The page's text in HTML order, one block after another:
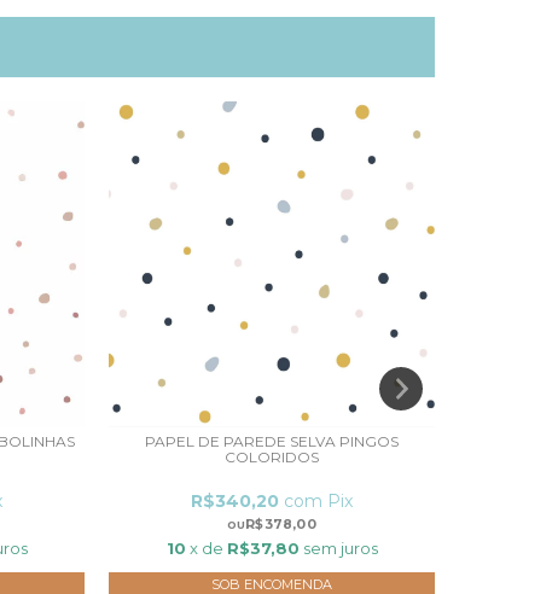
PAPEL DE PAREDE SELVA PINGOS
COLORIDOS
R$378,00
R$340,20 com Pix
10 x de R$37,80 sem juros
SOB ENCOMENDA